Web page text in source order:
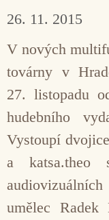
26. 11. 2015
V nových
továrny v
27. listopadu
hudebního
Vystoupí
a katsa.theo
umělec